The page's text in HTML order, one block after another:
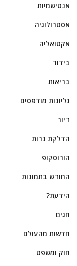
אנטישמיות
אסטרולוגיה
אקטואליה
בידור
בריאות
גליונות מודפסים
דיור
הדלקת נרות
הורוסקופ
החודש בתמונות
הידעת?
חגים
חדשות מהעולם
חוק ומשפט